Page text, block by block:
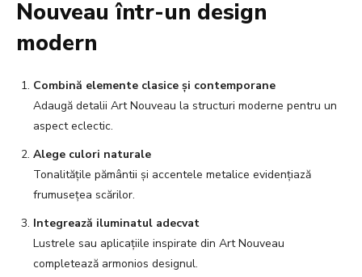
Nouveau într-un design
modern
Combină elemente clasice și contemporane
Adaugă detalii Art Nouveau la structuri moderne pentru un
aspect eclectic.
Alege culori naturale
Tonalitățile pământii și accentele metalice evidențiază
frumusețea scărilor.
Integrează iluminatul adecvat
Lustrele sau aplicațiile inspirate din Art Nouveau
completează armonios designul.